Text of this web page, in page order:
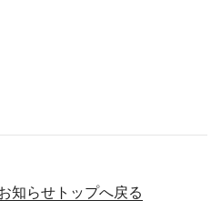
知らせトップへ戻る